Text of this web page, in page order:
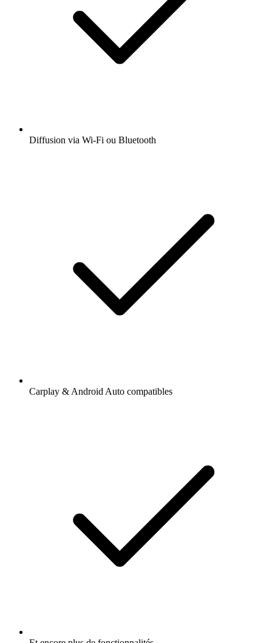
Diffusion via Wi-Fi ou Bluetooth
Carplay & Android Auto compatibles